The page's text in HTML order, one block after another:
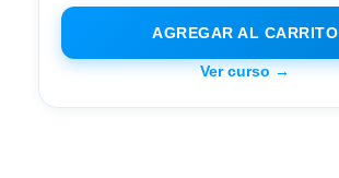
AGREGAR AL CARRITO
Ver curso →